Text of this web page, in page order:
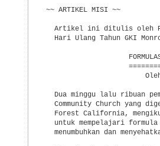
~~ ARTIKEL MISI ~~
Artikel ini ditulis oleh
Hari Ulang Tahun GKI
Dua minggu lalu ribuan
Community Church yang
Forest California,
untuk mempelajari
menumbuhkan dan